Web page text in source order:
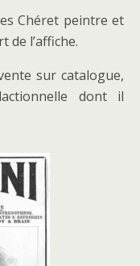
Chéret peintre et
de l’affiche.
sur catalogue,
dont il